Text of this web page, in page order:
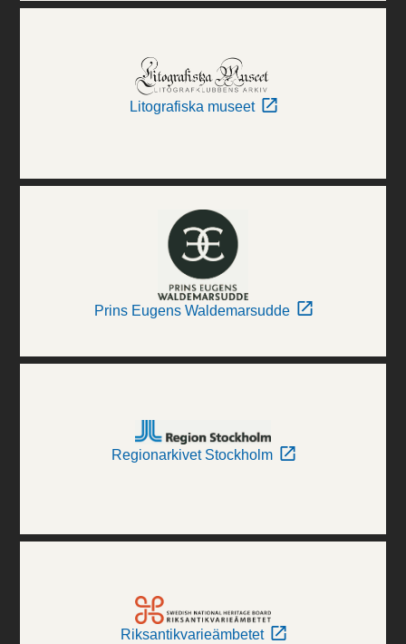
Litografiska museet
Prins Eugens Waldemarsudde
Regionarkivet Stockholm
Riksantikvarieämbetet